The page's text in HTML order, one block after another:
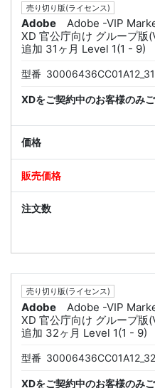
売り切り版(ライセンス)
Adobe
Adobe -VIP
XD 官公庁向け グループ版
追加 31ヶ月 Level 1(1 - 9)
型番 30006436CC01A12_31
XDをご契約中のお客様のみご
売り切り版(ライセンス)
Adobe
Adobe -VIP
XD 官公庁向け グループ版
追加 32ヶ月 Level 1(1 - 9)
型番 30006436CC01A12_32
XDをご契約中のお客様のみご